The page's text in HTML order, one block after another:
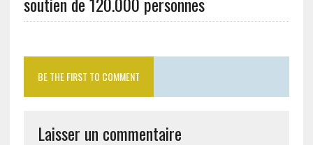
BE THE FIRST TO COMMENT
Laisser un commentaire